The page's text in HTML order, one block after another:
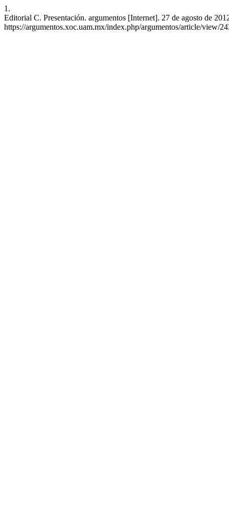
1.
Editorial C. Presentación. argumentos [Internet]. 27 de agosto de
https://argumentos.xoc.uam.mx/index.php/argumentos/article/view/